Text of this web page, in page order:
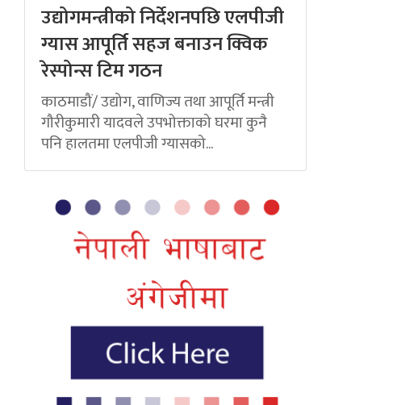
उद्योगमन्त्रीको निर्देशनपछि एलपीजी
ग्यास आपूर्ति सहज बनाउन क्विक
रेस्पोन्स टिम गठन
काठमाडौं/ उद्योग, वाणिज्य तथा आपूर्ति मन्त्री
गौरीकुमारी यादवले उपभोक्ताको घरमा कुनै
पनि हालतमा एलपीजी ग्यासको...